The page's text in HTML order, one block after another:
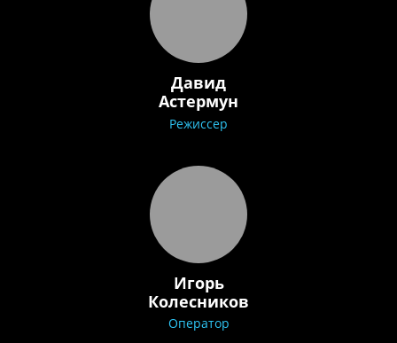
Давид
Астермун
Режиссер
Игорь
Колесников
Оператор